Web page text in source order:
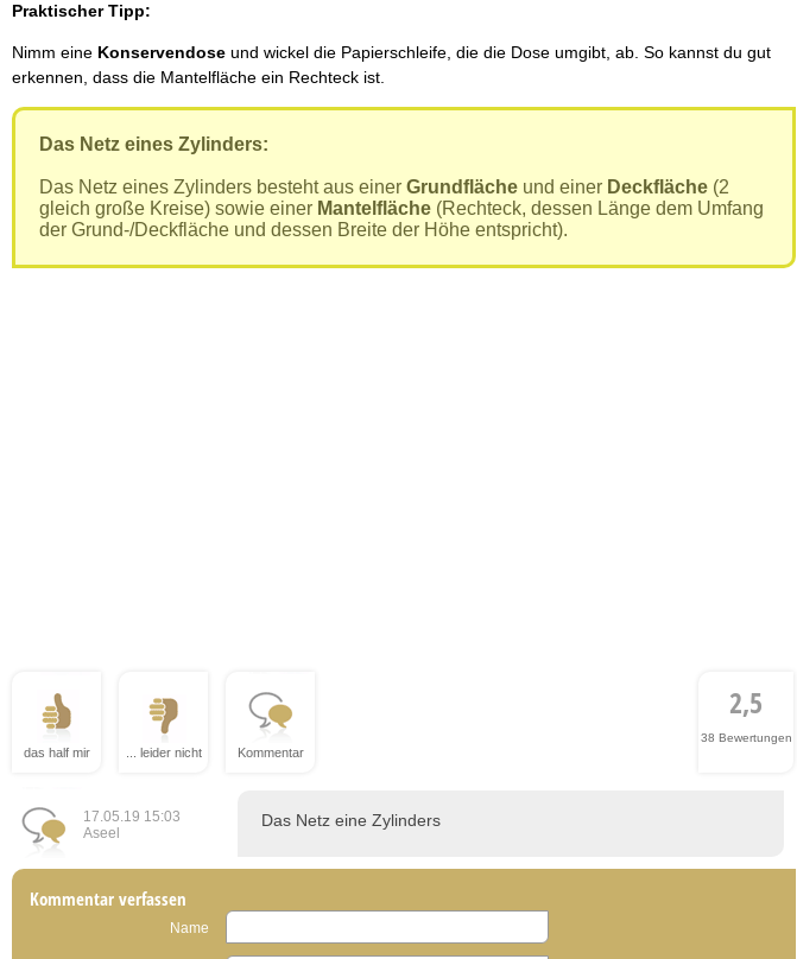
Praktischer Tipp:
Nimm eine Konservendose und wickel die Papierschleife, die die Dose umgibt, ab. So kannst du gut
erkennen, dass die Mantelfläche ein Rechteck ist.
Das Netz eines Zylinders:
Das Netz eines Zylinders besteht aus einer Grundfläche und einer Deckfläche (2
gleich große Kreise) sowie einer Mantelfläche (Rechteck, dessen Länge dem Umfang
der Grund-/Deckfläche und dessen Breite der Höhe entspricht).
das half mir ... leider nicht Kommentar
2,5
38 Bewertungen
17.05.19 15:03
Aseel
Das Netz eine Zylinders
Kommentar verfassen
Name